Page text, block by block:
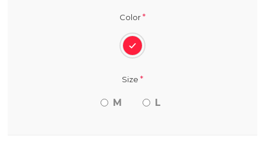
Color*
Size *
M L